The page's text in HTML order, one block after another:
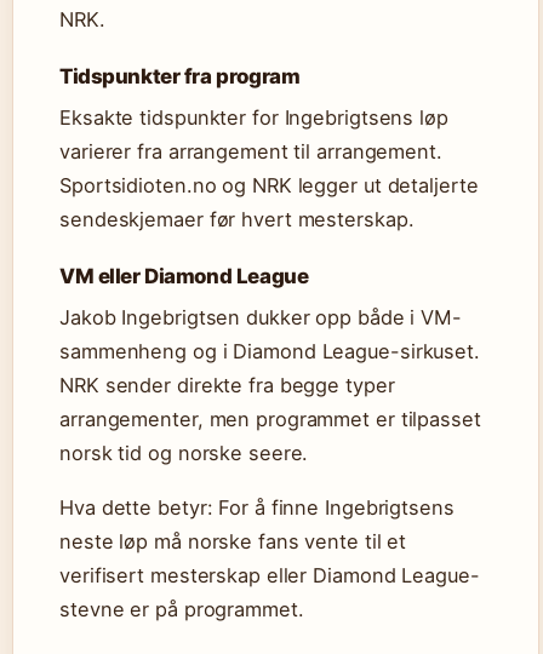
NRK.
Tidspunkter fra program
Eksakte tidspunkter for Ingebrigtsens løp
varierer fra arrangement til arrangement.
Sportsidioten.no og NRK legger ut detaljerte
sendeskjemaer før hvert mesterskap.
VM eller Diamond League
Jakob Ingebrigtsen dukker opp både i VM-
sammenheng og i Diamond League-sirkuset.
NRK sender direkte fra begge typer
arrangementer, men programmet er tilpasset
norsk tid og norske seere.
Hva dette betyr: For å finne Ingebrigtsens
neste løp må norske fans vente til et
verifisert mesterskap eller Diamond League-
stevne er på programmet.